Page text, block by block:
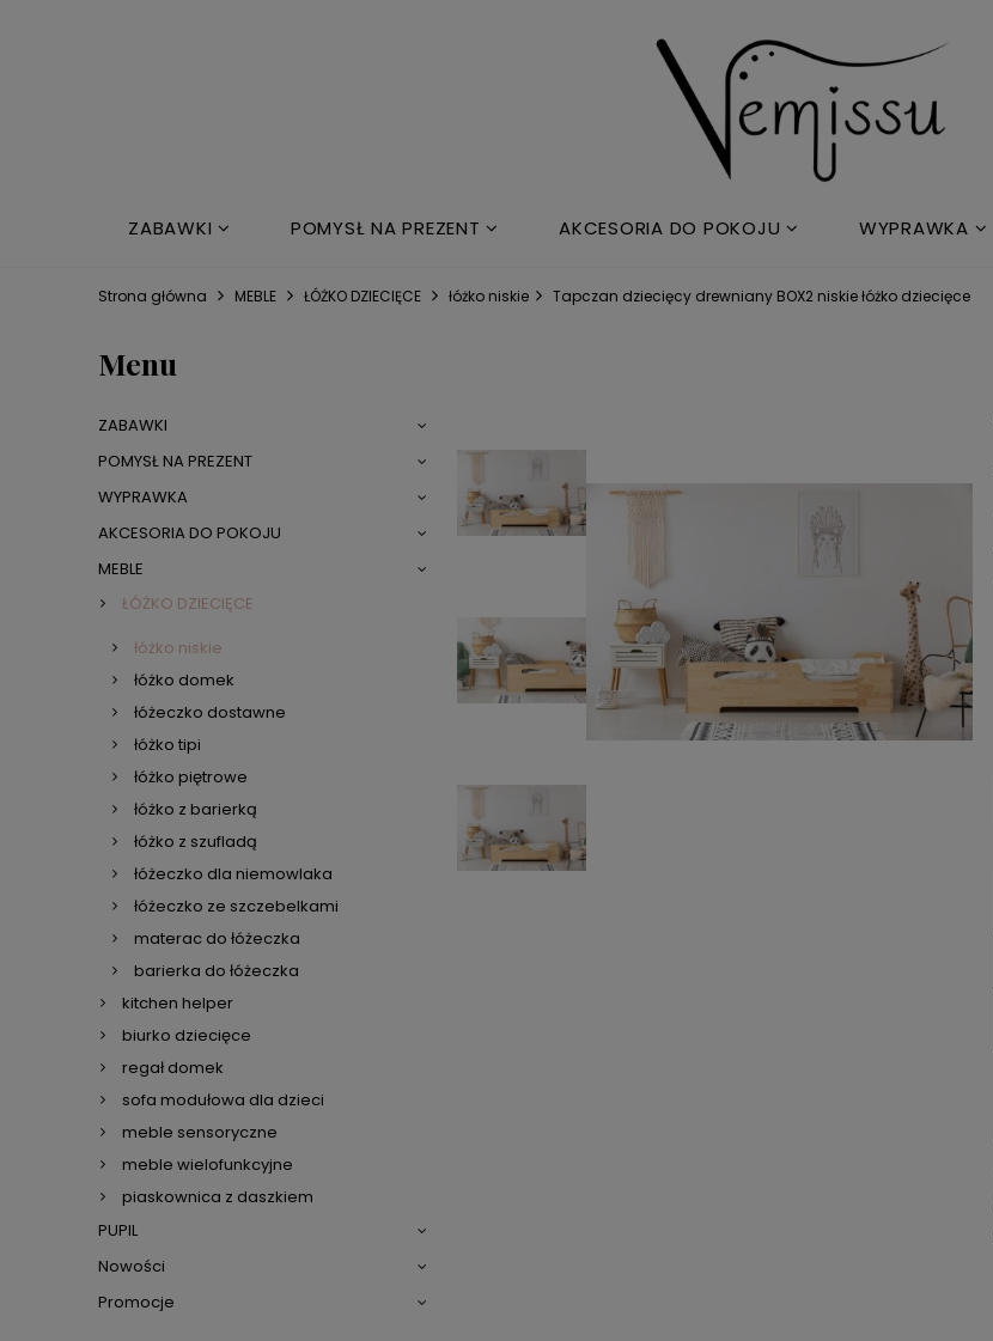
ZABAWKI POMYSŁ NA PREZENT AKCESORIA DO POKOJU WYPRAWKA
NOWOŚCI ŁÓŻKO DZIECIĘCE
Strona główna MEBLE ŁÓŻKO DZIECIĘCE łóżko niskie Tapczan dziecięcy drewniany BOX2 niskie łóżko dziecięce
Menu
ZABAWKI
POMYSŁ NA PREZENT
WYPRAWKA
AKCESORIA DO POKOJU
MEBLE
ŁÓŻKO DZIECIĘCE
łóżko niskie
łóżko domek
łóżeczko dostawne
łóżko tipi
łóżko piętrowe
łóżko z barierką
łóżko z szufladą
łóżeczko dla niemowlaka
łóżeczko ze szczebelkami
materac do łóżeczka
barierka do łóżeczka
kitchen helper
biurko dziecięce
regał domek
sofa modułowa dla dzieci
meble sensoryczne
meble wielofunkcyjne
piaskownica z daszkiem
PUPIL
Nowości
Promocje